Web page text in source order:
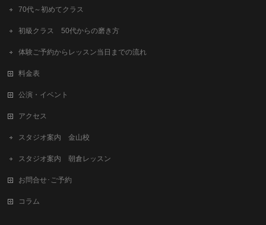
70代～初めてクラス
初級クラス 50代からの磨き方
体験ご予約からレッスン当日までの流れ
料金表
公演・イベント
アクセス
スタジオ案内 金山校
スタジオ案内 朝倉レッスン
お問合せ･ご予約
コラム